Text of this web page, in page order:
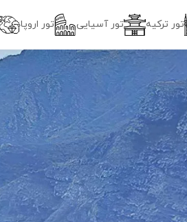
تور ترکیه تور آسیایی تور اروپا